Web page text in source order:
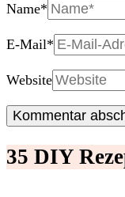
Name*
E-Mail*
Website
35 DIY